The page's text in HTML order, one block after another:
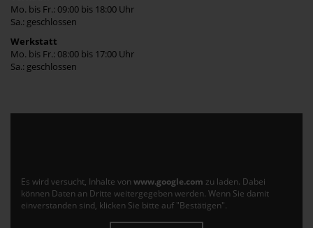
Mo. bis Fr.: 09:00 bis 18:00 Uhr
Sa.: geschlossen
Werkstatt
Mo. bis Fr.: 08:00 bis 17:00 Uhr
Sa.: geschlossen
Es wird versucht, Inhalte von www.google.com zu laden. Dabei
können Daten an Dritte weitergegeben werden. Wenn Sie damit
einverstanden sind, klicken Sie bitte auf "Bestätigen".